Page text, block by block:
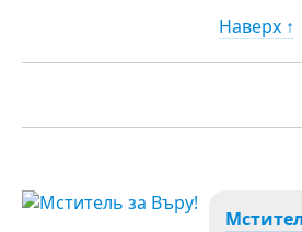
Наверх ↑